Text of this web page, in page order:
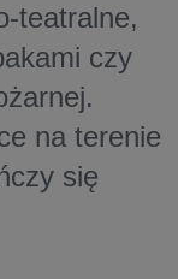
teatralne,
czy
na terenie
się